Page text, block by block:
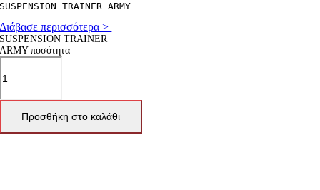
SUSPENSION TRAINER ARMY
Διάβασε περισσότερα >
SUSPENSION TRAINER
ARMY ποσότητα
Προσθήκη στο καλάθι